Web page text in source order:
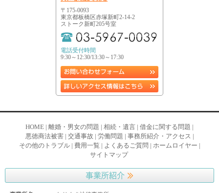
〒175-0093
東京都板橋区赤塚新町2-14-2
ストーク新町205号室
電話受付時間
9:30～12:30/13:30～17:30
HOME | 離婚・男女の問題 | 相続・遺言 | 借金に関する問題 |
悪徳商法被害 | 交通事故 | 労働問題 | 事務所紹介・アクセス |
その他のトラブル | 費用一覧 | よくあるご質問 | ホームロイヤー |
サイトマップ
事業所紹介